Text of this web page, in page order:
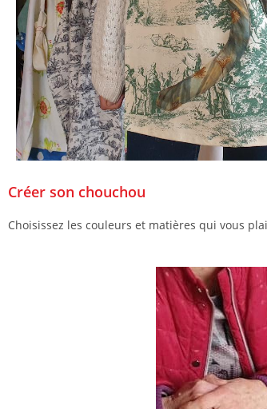
Créer son chouchou
Choisissez les couleurs et matières qui vous